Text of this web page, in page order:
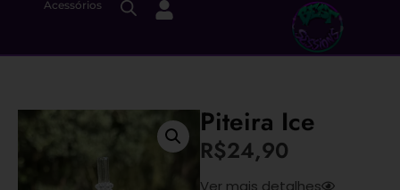
Acessórios
Piteira Ice
R$24,90